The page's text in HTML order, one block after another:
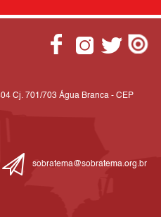
Cj. 701/703 Água Branca - CEP
sobratema@sobratema.org.br